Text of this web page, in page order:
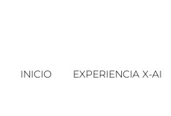
INICIO EXPERIENCIA X-AI